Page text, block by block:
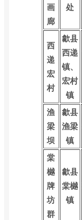
画
廊
处
西
递
宏
村
歙县
西递
镇、
宏村
镇
渔
梁
坝
歙县
渔梁
镇
棠
樾
牌
坊
群
歙县
棠樾
镇